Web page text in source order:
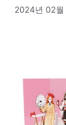
2024년 02월